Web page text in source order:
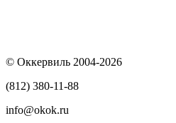
© Оккервиль 2004-2026
(812) 380-11-88
info@okok.ru